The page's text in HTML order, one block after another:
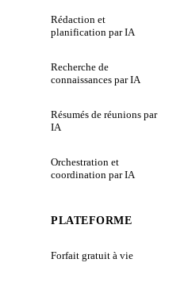
Rédaction et
planification par IA
Recherche de
connaissances par IA
Résumés de réunions par
IA
Orchestration et
coordination par IA
PLATEFORME
Forfait gratuit à vie